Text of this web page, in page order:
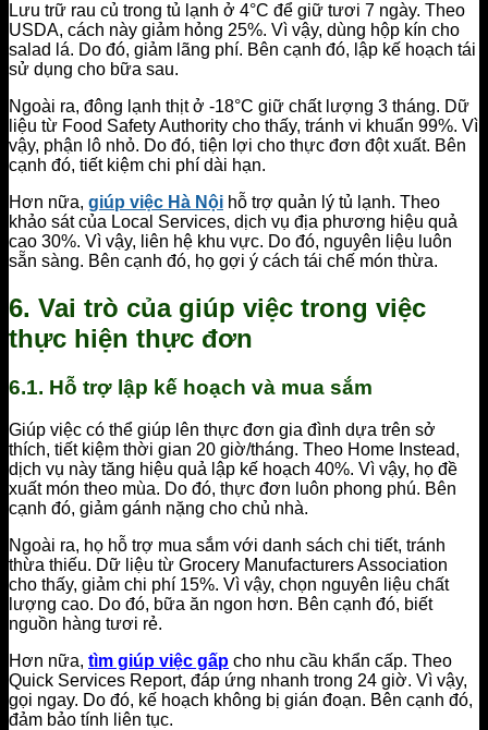
Lưu trữ rau củ trong tủ lạnh ở 4°C để giữ tươi 7 ngày. Theo
USDA, cách này giảm hỏng 25%. Vì vậy, dùng hộp kín cho
salad lá. Do đó, giảm lãng phí. Bên cạnh đó, lập kế hoạch tái
sử dụng cho bữa sau.
Ngoài ra, đông lạnh thịt ở -18°C giữ chất lượng 3 tháng. Dữ
liệu từ Food Safety Authority cho thấy, tránh vi khuẩn 99%. Vì
vậy, phận lô nhỏ. Do đó, tiện lợi cho thực đơn đột xuất. Bên
cạnh đó, tiết kiệm chi phí dài hạn.
Hơn nữa, giúp việc Hà Nội hỗ trợ quản lý tủ lạnh. Theo
khảo sát của Local Services, dịch vụ địa phương hiệu quả
cao 30%. Vì vậy, liên hệ khu vực. Do đó, nguyên liệu luôn
sẵn sàng. Bên cạnh đó, họ gợi ý cách tái chế món thừa.
6. Vai trò của giúp việc trong việc
thực hiện thực đơn
6.1. Hỗ trợ lập kế hoạch và mua sắm
Giúp việc có thể giúp lên thực đơn gia đình dựa trên sở
thích, tiết kiệm thời gian 20 giờ/tháng. Theo Home Instead,
dịch vụ này tăng hiệu quả lập kế hoạch 40%. Vì vậy, họ đề
xuất món theo mùa. Do đó, thực đơn luôn phong phú. Bên
cạnh đó, giảm gánh nặng cho chủ nhà.
Ngoài ra, họ hỗ trợ mua sắm với danh sách chi tiết, tránh
thừa thiếu. Dữ liệu từ Grocery Manufacturers Association
cho thấy, giảm chi phí 15%. Vì vậy, chọn nguyên liệu chất
lượng cao. Do đó, bữa ăn ngon hơn. Bên cạnh đó, biết
nguồn hàng tươi rẻ.
Hơn nữa, tìm giúp việc gấp cho nhu cầu khẩn cấp. Theo
Quick Services Report, đáp ứng nhanh trong 24 giờ. Vì vậy,
gọi ngay. Do đó, kế hoạch không bị gián đoạn. Bên cạnh đó,
đảm bảo tính liên tục.